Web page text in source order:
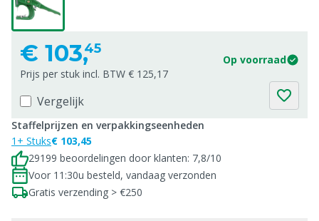
€ 103,45
Op voorraad
Prijs per stuk incl. BTW € 125,17
Vergelijk
Staffelprijzen en verpakkingseenheden
1+ Stuks€ 103,45
29199 beoordelingen door klanten: 7,8/10
Voor 11:30u besteld, vandaag verzonden
Gratis verzending > €250